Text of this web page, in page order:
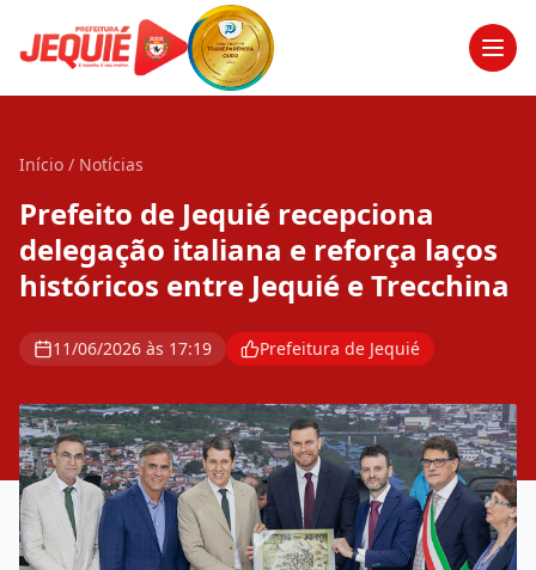
Início / Notícias
Prefeito de Jequié recepciona
delegação italiana e reforça laços
históricos entre Jequié e Trecchina
11/06/2026 às 17:19 Prefeitura de Jequié